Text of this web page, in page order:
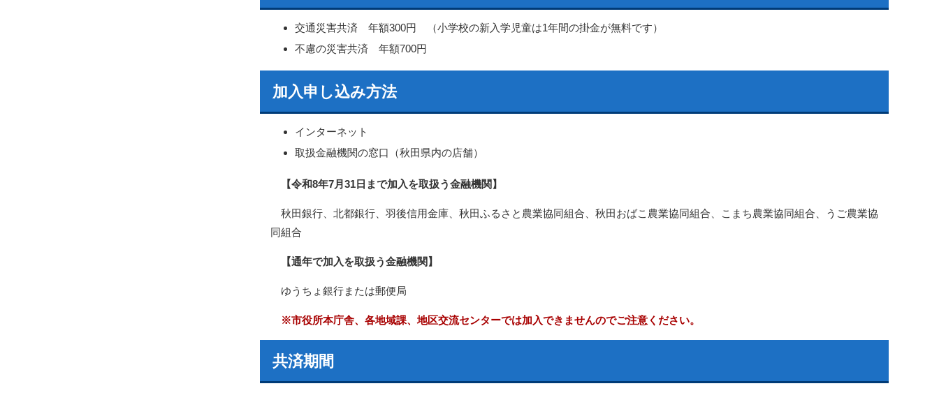
交通災害共済 年額300円 （小学校の新入学児童は1年間の掛金が無料です）
不慮の災害共済 年額700円
加入申し込み方法
インターネット
取扱金融機関の窓口（秋田県内の店舗）
【令和8年7月31日まで加入を取扱う金融機関】
秋田銀行、北都銀行、羽後信用金庫、秋田ふるさと農業協同組合、秋田おばこ農業協同組合、こまち農業協同組合、うご農業協
同組合
【通年で加入を取扱う金融機関】
ゆうちょ銀行または郵便局
※市役所本庁舎、各地域課、地区交流センターでは加入できませんのでご注意ください。
共済期間